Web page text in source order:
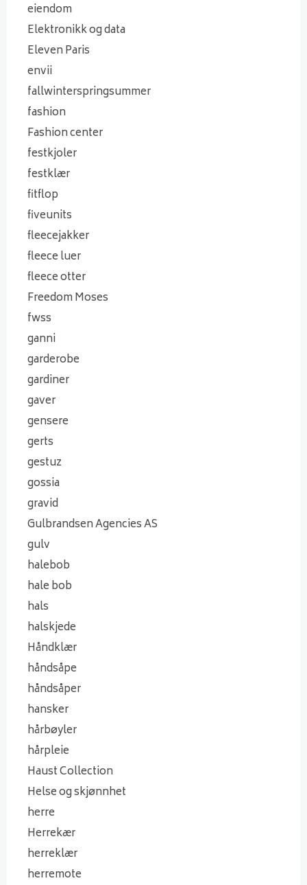
eiendom
Elektronikk og data
Eleven Paris
envii
fallwinterspringsummer
fashion
Fashion center
festkjoler
festklær
fitflop
fiveunits
fleecejakker
fleece luer
fleece otter
Freedom Moses
fwss
ganni
garderobe
gardiner
gaver
gensere
gerts
gestuz
gossia
gravid
Gulbrandsen Agencies AS
gulv
halebob
hale bob
hals
halskjede
Håndklær
håndsåpe
håndsåper
hansker
hårbøyler
hårpleie
Haust Collection
Helse og skjønnhet
herre
Herrekær
herreklær
herremote